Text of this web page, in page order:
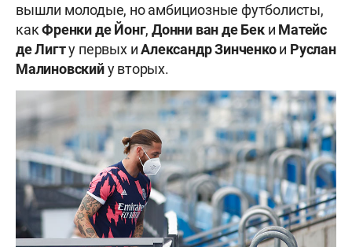
вышли молодые, но амбициозные футболисты,
какФренки де Йонг,Донни ван де Беки Матейс
де Лигту первых иАлександр Зинченкои Руслан
Малиновскийу вторых.